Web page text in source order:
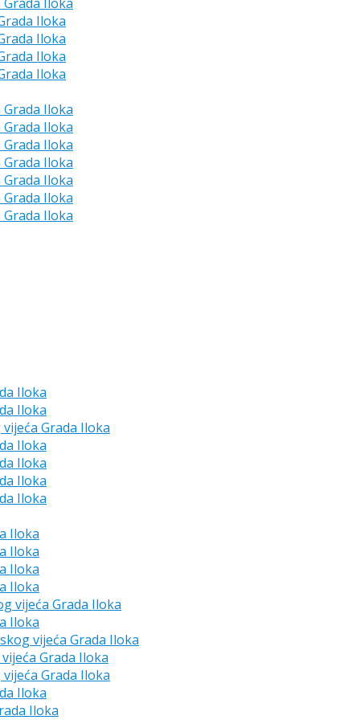
Iloka
Iloka
Iloka
Iloka
Iloka
Iloka
Iloka
Iloka
Iloka
Iloka
Iloka
Iloka
Iloka
Grada Iloka
Iloka
Iloka
Iloka
Iloka
Iloka
Iloka
Iloka
Iloka
vijeća Grada Iloka
Iloka
vijeća Grada Iloka
Grada Iloka
Grada Iloka
Iloka
Iloka